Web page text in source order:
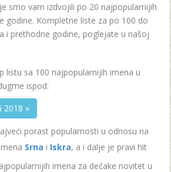
smo vam izdvojili po 20 najpopularnijih
godine. Kompletne liste za po 100 do
i prethodne godine, poglejate u našoj
listu sa 100 najpopularnijih imena u
ispod:
2018 »
porast popularnosti u odnosu na
Srna i Iskra, a i dalje je pravi hit
imena za dečake novitet u